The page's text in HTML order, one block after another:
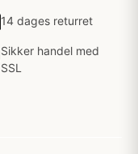
14 dages returret
Sikker handel med
SSL